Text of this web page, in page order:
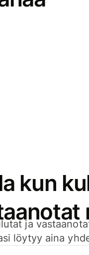
kun
ja
löytyy aina